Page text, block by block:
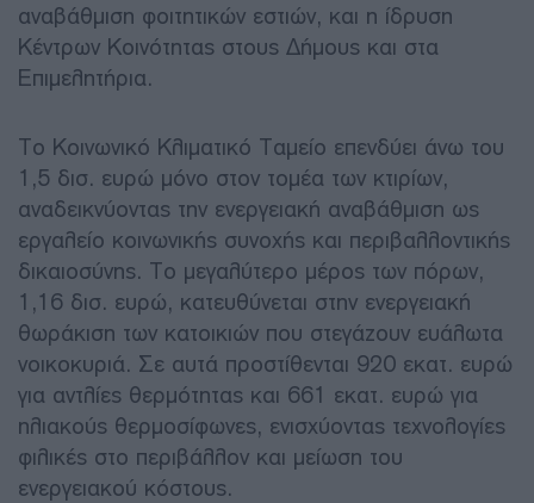
αναβάθμιση φοιτητικών εστιών, και η ίδρυση
Κέντρων Κοινότητας στους Δήμους και στα
Επιμελητήρια.
Το Κοινωνικό Κλιματικό Ταμείο επενδύει άνω του
1,5 δισ. ευρώ μόνο στον τομέα των κτιρίων,
αναδεικνύοντας την ενεργειακή αναβάθμιση ως
εργαλείο κοινωνικής συνοχής και περιβαλλοντικής
δικαιοσύνης. Το μεγαλύτερο μέρος των πόρων,
1,16 δισ. ευρώ, κατευθύνεται στην ενεργειακή
θωράκιση των κατοικιών που στεγάζουν ευάλωτα
νοικοκυριά. Σε αυτά προστίθενται 920 εκατ. ευρώ
για αντλίες θερμότητας και 661 εκατ. ευρώ για
ηλιακούς θερμοσίφωνες, ενισχύοντας τεχνολογίες
φιλικές στο περιβάλλον και μείωση του
ενεργειακού κόστους.